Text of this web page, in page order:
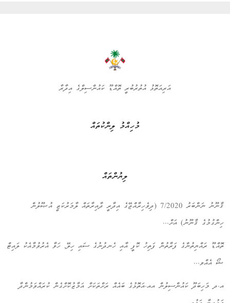
އަރިއަތޮޅު އުތުރުބުރީ ތޮއްޑޫ ކައުންސިލްގެ އިދާރާ
މުހިއްމު ލިންކުތައް
ލިޔުންތައް
ޤާނޫނު ނަންބަރު 7/2020 (ދިވެހިރާއްޖޭގެ އިދާރީ ދާއިރާތައް ލާމަރުކަޒީ އުޞޫލުން
ހިންގުމުގެ ޤާނޫނު) އަށް...
ތޮއްޑޫ ރައްޔިތުންގެ ފަރާތުން ފަތިހު ކޮފީ އާއި ހެނދުނުގެ ސައި ހިލޭ, ހަވާ އެރުވުމާއެކު ލައިޓް
ޝޯ އެއްވ...
އ.ދ މަހިބަދޫ ކައުންސިލުން އއ.އަތޮޅުގެ ބައެއް ރަށްތަކަށް އަމާޒުކޮށްގެން ކުރައްވަމުންދާ